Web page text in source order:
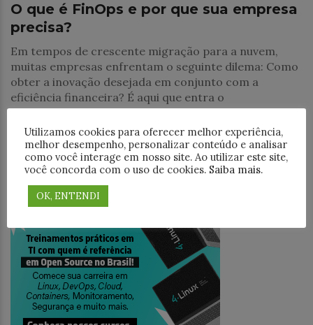
O que é FinOps e por que sua empresa
precisa?
Em tempos de crescente migração para a nuvem,
muitas empresas enfrentam o seguinte dilema: Como
obter a inovação desejada em conjunto com a
eficiência financeira? É aqui que entra o
PESQUISAR
TREINAMENTO
Utilizamos cookies para oferecer melhor experiência,
melhor desempenho, personalizar conteúdo e analisar
como você interage em nosso site. Ao utilizar este site,
você concorda com o uso de cookies. Saiba mais.
OK, ENTENDI